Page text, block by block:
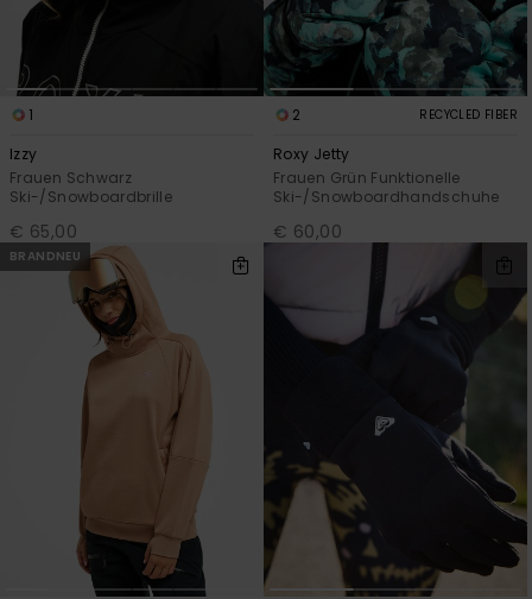
1
Izzy
Frauen Schwarz
Ski-/Snowboardbrille
€ 65,00
2 RECYCLED FIBER
Roxy Jetty
Frauen Grün Funktionelle
Ski-/Snowboardhandschuhe
€ 60,00
BRANDNEU